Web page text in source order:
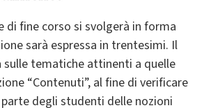
di fine corso si svolgerà in forma
sarà espressa in trentesimi. Il
tematiche attinenti a quelle
“Contenuti”, al fine di verificare
degli studenti delle nozioni